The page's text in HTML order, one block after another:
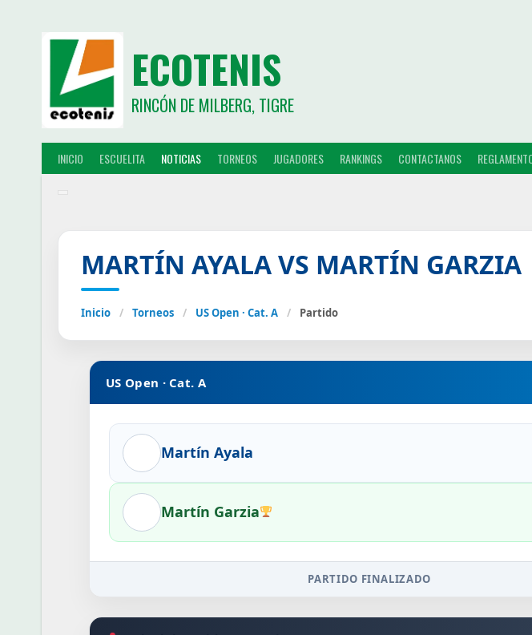
ECOTENIS
RINCÓN DE MILBERG, TIGRE
INICIO ESCUELITA NOTICIAS TORNEOS JUGADORES RANKINGS CONTACTANOS
MARTÍN AYALA VS MARTÍN GARZIA
Inicio / Torneos / US Open · Cat. A / Partido
US Open · Cat. A
Martín Ayala
Martín Garzia
PARTIDO FINALIZADO